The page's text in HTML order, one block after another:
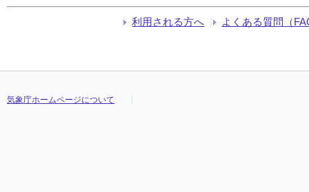
利用される方へ よくある質問（
気象庁ホームページについて